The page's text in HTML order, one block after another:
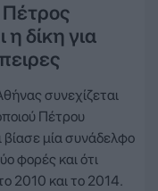
η δίκη για
συνεχίζεται
Πέτρου
βίασε μία συνάδελφο
φορές και ότι
2010 και το 2014.